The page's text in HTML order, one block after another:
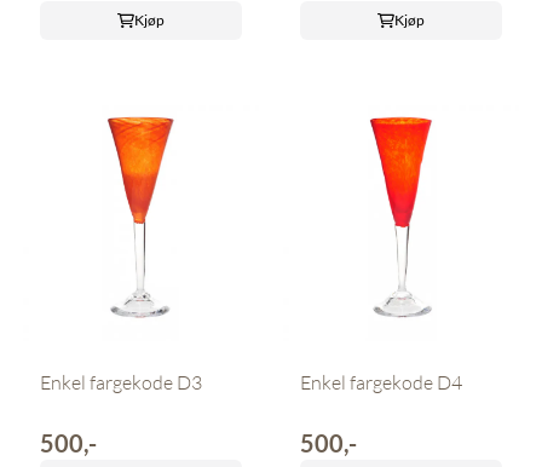
Kjøp Kjøp
Enkel fargekode D3
500,-
Enkel fargekode D4
500,-